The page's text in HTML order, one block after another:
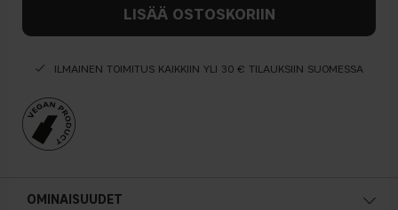
LISÄÄ OSTOSKORIIN
ILMAINEN TOIMITUS KAIKKIIN YLI 30 € TILAUKSIIN SUOMESSA
OMINAISUUDET